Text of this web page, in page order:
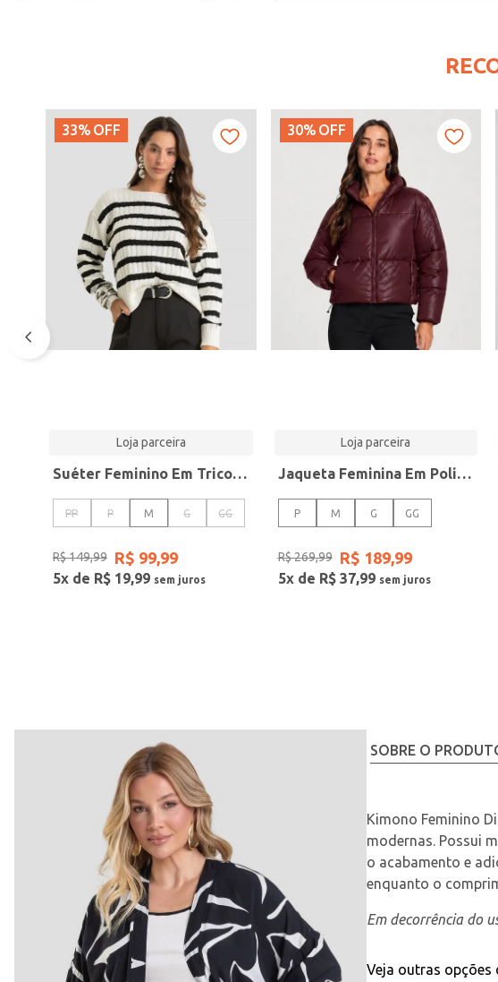
33% OFF
Loja parceira
Suéter Feminino Em Tricot Listrado Dianna Bege
PP P M G GG
R$149,99 R$ 99,99
5x de R$ 19,99
30% OFF
Loja parceira
Jaqueta Feminina Em Poliamida All Free Vermelho
P M G GG
R$269,99 R$ 189,99
5x de R$ 37,99
SOBRE O
Kimono Feminino
modernas. Possui
o acabamento e
enquanto o
Em decorrência do
Veja outras opções